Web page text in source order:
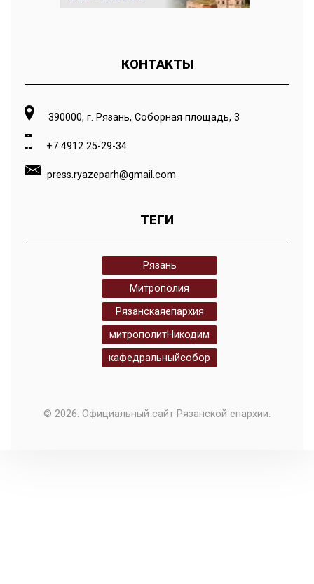
КОНТАКТЫ
390000, г. Рязань, Соборная площадь, 3
+7 4912 25-29-34
press.ryazeparh@gmail.com
ТЕГИ
Рязань
Митрополия
Рязанскаяепархия
митрополитНикодим
кафедральныйсобор
© 2026. Официальный сайт Рязанской епархии.